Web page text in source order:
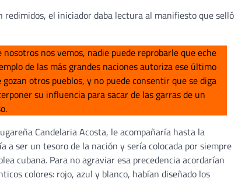
redimidos, el iniciador daba lectura al manifiesto que selló
nos vemos, nadie puede reprobarle que eche
de las más grandes naciones autoriza ese último
otros pueblos, y no puede consentir que se diga
su influencia para sacar de las garras de un
Candelaria Acosta, le acompañaría hasta la
a ser un tesoro de la nación y sería colocada por siempre
cubana. Para no agraviar esa precedencia acordarían
colores: rojo, azul y blanco, habían diseñado los